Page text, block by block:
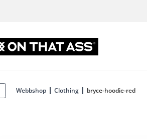
Webbshop Clothing bryce-hoodie-red